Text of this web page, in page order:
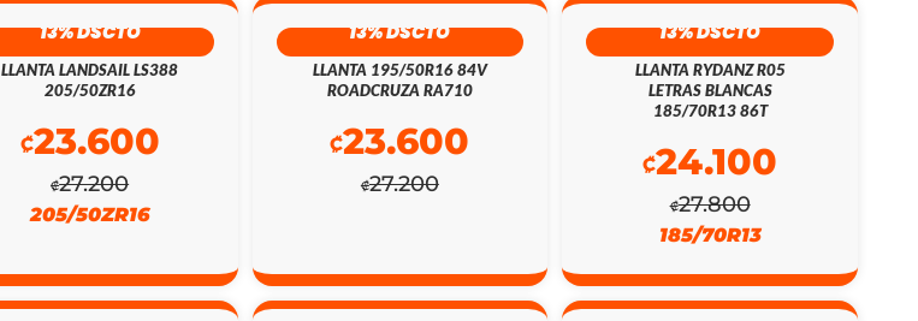
13% DSCTO
LLANTA LANDSAIL LS388
205/50ZR16
₡27.200
₡23.600
205/50ZR16
13% DSCTO
LLANTA 195/50R16 84V
ROADCRUZA RA710
₡27.200
₡23.600
13% DSCTO
LLANTA RYDANZ R05
LETRAS BLANCAS
185/70R13 86T
₡27.800
₡24.100
185/70R13